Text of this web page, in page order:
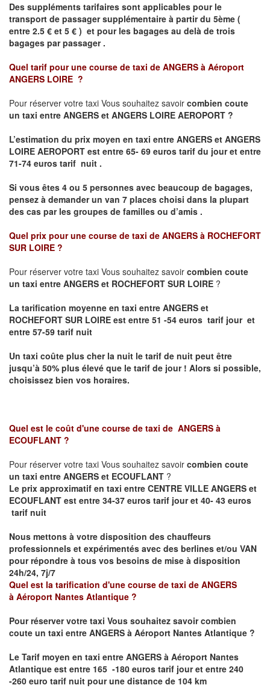
Des suppléments tarifaires sont applicables pour le
transport de passager supplémentaire à partir du 5ème (
entre 2.5 € et 5 € ) et pour les bagages au delà de trois
bagages par passager .
Quel tarif pour une course de taxi de ANGERS à Aéroport
ANGERS LOIRE ?
Pour réserver votre taxi Vous souhaitez savoir combien coute
un taxi entre ANGERS et ANGERS LOIRE AEROPORT ?
L’estimation du prix moyen en taxi entre ANGERS et ANGERS
LOIRE AEROPORT est entre 65- 69 euros tarif du jour et entre
71-74 euros tarif nuit .
Si vous êtes 4 ou 5 personnes avec beaucoup de bagages,
pensez à demander un van 7 places choisi dans la plupart
des cas par les groupes de familles ou d’amis .
Quel prix pour une course de taxi de ANGERS à ROCHEFORT
SUR LOIRE ?
Pour réserver votre taxi Vous souhaitez savoir combien coute
un taxi entre ANGERS et ROCHEFORT SUR LOIRE ?
La tarification moyenne en taxi entre ANGERS et
ROCHEFORT SUR LOIRE est entre 51 -54 euros tarif jour et
entre 57-59 tarif nuit
Un taxi coûte plus cher la nuit le tarif de nuit peut être
jusqu’à 50% plus élevé que le tarif de jour ! Alors si possible,
choisissez bien vos horaires.
Quel est le coût d'une course de taxi de ANGERS à
ECOUFLANT ?
Pour réserver votre taxi Vous souhaitez savoir combien coute
un taxi entre ANGERS et ECOUFLANT ?
Le prix approximatif en taxi entre CENTRE VILLE ANGERS et
ECOUFLANT est entre 34-37 euros tarif jour et 40- 43 euros
tarif nuit
Nous mettons à votre disposition des chauffeurs
professionnels et expérimentés avec des berlines et/ou VAN
pour répondre à tous vos besoins de mise à disposition
24h/24, 7j/7
Quel est la tarification d'une course de taxi de ANGERS
à Aéroport Nantes Atlantique ?
Pour réserver votre taxi Vous souhaitez savoircombien
coute un taxi entre ANGERS à Aéroport Nantes Atlantique ?
Le Tarif moyen en taxi entre ANGERS à Aéroport Nantes
Atlantique est entre 165 -180 euros tarif jour et entre 240
-260 euro tarif nuit pour une distance de 104 km